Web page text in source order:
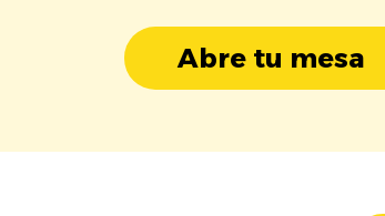
Abre tu mesa